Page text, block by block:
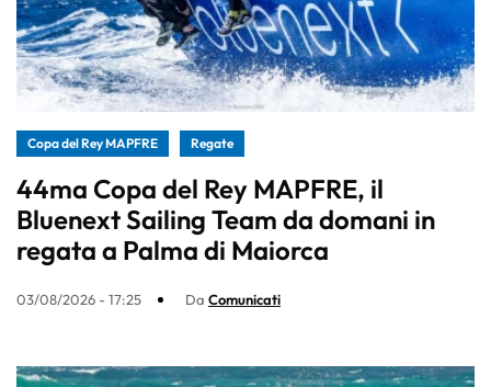
Copa del Rey MAPFRE Regate
44ma Copa del Rey MAPFRE, il
Bluenext Sailing Team da domani in
regata a Palma di Maiorca
03/08/2026 - 17:25 Da Comunicati